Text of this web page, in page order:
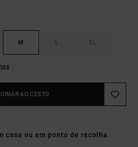
M L XL
AO CESTO
casa ou em ponto de recolha